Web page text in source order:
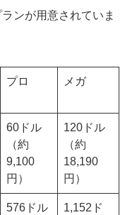
ンが用意されていま
プロ メガ
60ドル
（約
9,100
円）
120ドル
（約
18,190
円）
576ドル
1,152ド